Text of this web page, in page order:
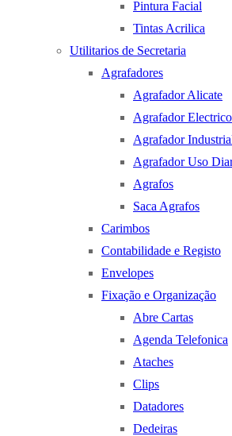
Pintura Facial
Tintas Acrilica
Utilitarios de Secretaria
Agrafadores
Agrafador Alicate
Agrafador Electrico
Agrafador
Agrafador Uso
Agrafos
Saca Agrafos
Carimbos
Contabilidade e Registo
Envelopes
Fixação e Organização
Abre Cartas
Agenda Telefonica
Ataches
Clips
Datadores
Dedeiras